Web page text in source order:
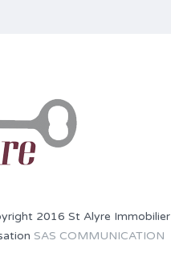
2016 St Alyre Immobilier
SAS COMMUNICATION